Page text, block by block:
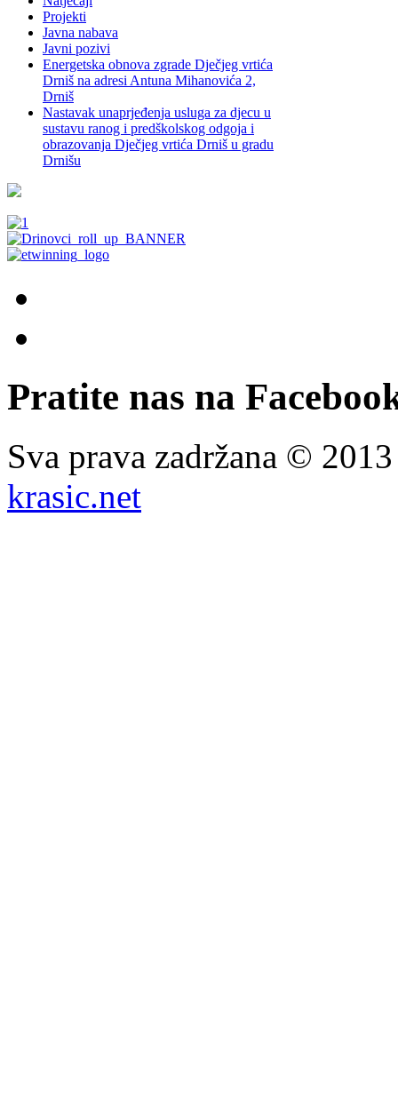
Projekti
Javna nabava
Javni pozivi
Energetska obnova zgrade Dječjeg vrtića
Drniš na adresi Antuna Mihanovića 2,
Drniš
Nastavak unaprjeđenja usluga za djecu u
sustavu ranog i predškolskog odgoja i
obrazovanja Dječjeg vrtića Drniš u gradu
Drnišu
Pratite nas na
Sva prava zadržana ©
krasic.net